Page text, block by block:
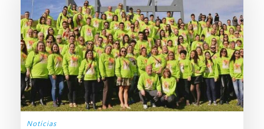
Notícias